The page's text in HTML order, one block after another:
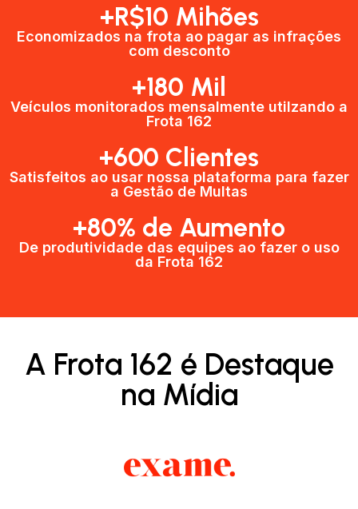
+R$10 Mihões
Economizados na frota ao pagar as infrações
com desconto
+180 Mil
Veículos monitorados mensalmente utilzando a
Frota 162
+600 Clientes​
Satisfeitos ao usar nossa plataforma para fazer
a Gestão de Multas​
+80% de Aumento
De produtividade das equipes ao fazer o uso
da Frota 162​
A Frota 162 é Destaque
na Mídia